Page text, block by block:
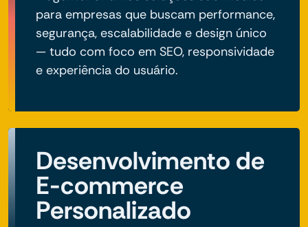
para empresas que buscam performance,
segurança, escalabilidade e design único
— tudo com foco em SEO, responsividade
e experiência do usuário.
Desenvolvimento de
E-commerce
Personalizado